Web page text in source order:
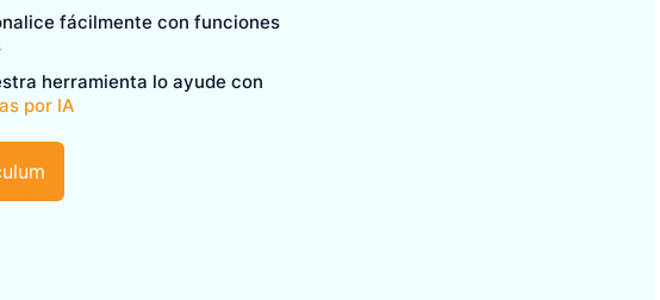
fácilmente con funciones
herramienta lo ayude con
por IA